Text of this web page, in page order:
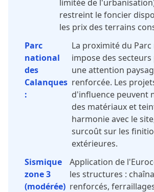
limitée de
restreint le foncier
les prix des terrains
Parc
national
des
Calanques
:
La proximité du
impose des
une attention
renforcée. Les
d'influence peuvent
des matériaux et
harmonie avec le
surcoût sur les
extérieures.
Sismique
zone 3
(modérée)
Application de
les structures :
renforcés,